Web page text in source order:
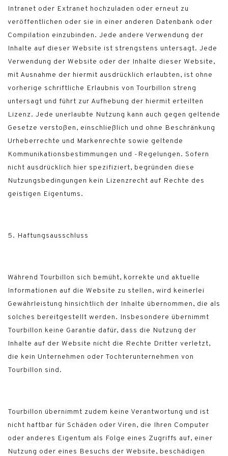
Intranet oder Extranet hochzuladen oder erneut zu
veröffentlichen oder sie in einer anderen Datenbank oder
Compilation einzubinden. Jede andere Verwendung der
Inhalte auf dieser Website ist strengstens untersagt. Jede
Verwendung der Website oder der Inhalte dieser Website,
mit Ausnahme der hiermit ausdrücklich erlaubten, ist ohne
vorherige schriftliche Erlaubnis von Tourbillon streng
untersagt und führt zur Aufhebung der hiermit erteilten
Lizenz. Jede unerlaubte Nutzung kann auch gegen geltende
Gesetze verstoßen, einschließlich und ohne Beschränkung
Urheberrechte und Markenrechte sowie geltende
Kommunikationsbestimmungen und -Regelungen. Sofern
nicht ausdrücklich hier spezifiziert, begründen diese
Nutzungsbedingungen kein Lizenzrecht auf Rechte des
geistigen Eigentums.
5. Haftungsausschluss
Während Tourbillon sich bemüht, korrekte und aktuelle
Informationen auf die Website zu stellen, wird keinerlei
Gewährleistung hinsichtlich der Inhalte übernommen, die als
solches bereitgestellt werden. Insbesondere übernimmt
Tourbillon keine Garantie dafür, dass die Nutzung der
Inhalte auf der Website nicht die Rechte Dritter verletzt,
die kein Unternehmen oder Tochterunternehmen von
Tourbillon sind.
Tourbillon übernimmt zudem keine Verantwortung und ist
nicht haftbar für Schäden oder Viren, die Ihren Computer
oder anderes Eigentum als Folge eines Zugriffs auf, einer
Nutzung oder eines Besuchs der Website, beschädigen